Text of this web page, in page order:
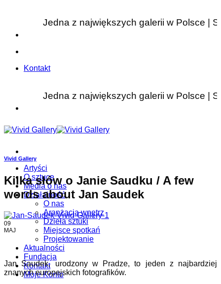
Jedna z największych galerii w Polsce |
Kontakt
Jedna z największych galerii w Polsce |
Artyści
O sztuce
Media o nas
Działalność
O nas
Aranżacja wnętrz
Dzieła sztuki
Miejsce spotkań
Projektowanie
Aktualności
Fundacja
Kontakt
Moje Konto
Vivid Gallery
Kilka słów o Janie Saudku / A few
words about Jan Saudek
09
MAJ
Jan Saudek, urodzony w Pradze, to jeden z najbardziej
znanych europejskich fotografików.